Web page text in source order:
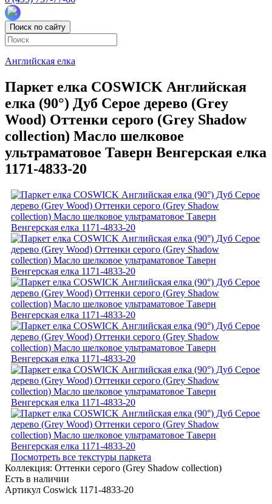
Поиск по сайту
Английская елка
Паркет елка COSWICK Английская
елка (90°) Дуб Серое дерево (Grey
Wood) Оттенки серого (Grеy Shadow
collection) Масло шелковое
ультраматовое Таверн Венгерская елка
1171-4833-20
Посмотреть все текстуры паркета
Коллекция: Оттенки серого (Grеy Shadow collection)
Есть в наличии
Артикул Coswick 1171-4833-20